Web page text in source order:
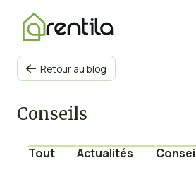
 Retour au blog
Conseils
Tout Actualités